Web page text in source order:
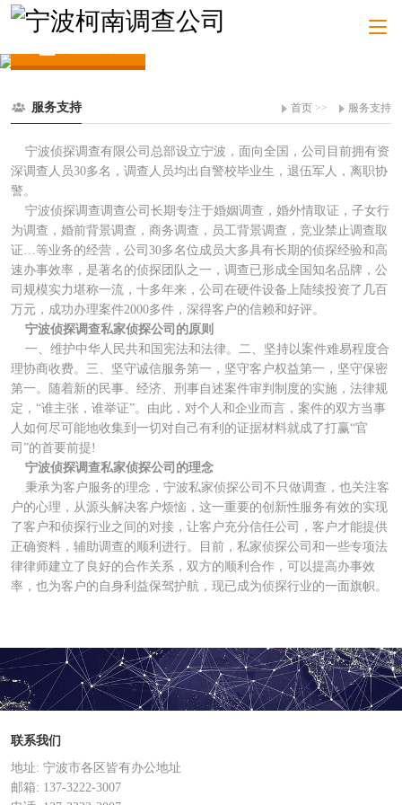
服务支持 首页 >> 服务支持
宁波侦探调查有限公司总部设立宁波，面向全国，公司目前拥有资
深调查人员30多名，调查人员均出自警校毕业生，退伍军人，离职协
警。
宁波侦探调查调查公司长期专注于婚姻调查，婚外情取证，子女行
为调查，婚前背景调查，商务调查，员工背景调查，竞业禁止调查取
证…等业务的经营，公司30多名位成员大多具有长期的侦探经验和高
速办事效率，是著名的侦探团队之一，调查已形成全国知名品牌，公
司规模实力堪称一流，十多年来，公司在硬件设备上陆续投资了几百
万元，成功办理案件2000多件，深得客户的信赖和好评。
宁波侦探调查私家侦探公司的原则
一、维护中华人民共和国宪法和法律。二、坚持以案件难易程度合
理协商收费。三、坚守诚信服务第一，坚守客户权益第一，坚守保密
第一。随着新的民事、经济、刑事自述案件审判制度的实施，法律规
定，“谁主张，谁举证”。由此，对个人和企业而言，案件的双方当事
人如何尽可能地收集到一切对自己有利的证据材料就成了打赢“官
司”的首要前提!
宁波侦探调查私家侦探公司的理念
秉承为客户服务的理念，宁波私家侦探公司不只做调查，也关注客
户的心理，从源头解决客户烦恼，这一重要的创新性服务有效的实现
了客户和侦探行业之间的对接，让客户充分信任公司，客户才能提供
正确资料，辅助调查的顺利进行。目前，私家侦探公司和一些专项法
律律师建立了良好的合作关系，双方的顺利合作，可以提高办事效
率，也为客户的自身利益保驾护航，现已成为侦探行业的一面旗帜。
联系我们
地址: 宁波市各区皆有办公地址
邮箱: 137-3222-3007